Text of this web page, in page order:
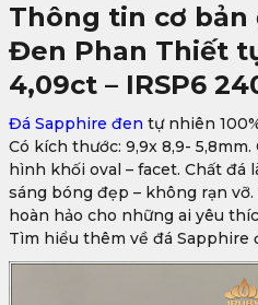
Thông tin cơ bản
Đen Phan Thiết
4,09ct – IRSP6
Đá Sapphire đen tự nhiên
Có kích thước: 9,9x 8,9-
hình khối oval – facet. Chất đá
sáng bóng đẹp – không rạn
hoàn hảo cho những ai yêu
Tìm hiểu thêm về đá Sapphire